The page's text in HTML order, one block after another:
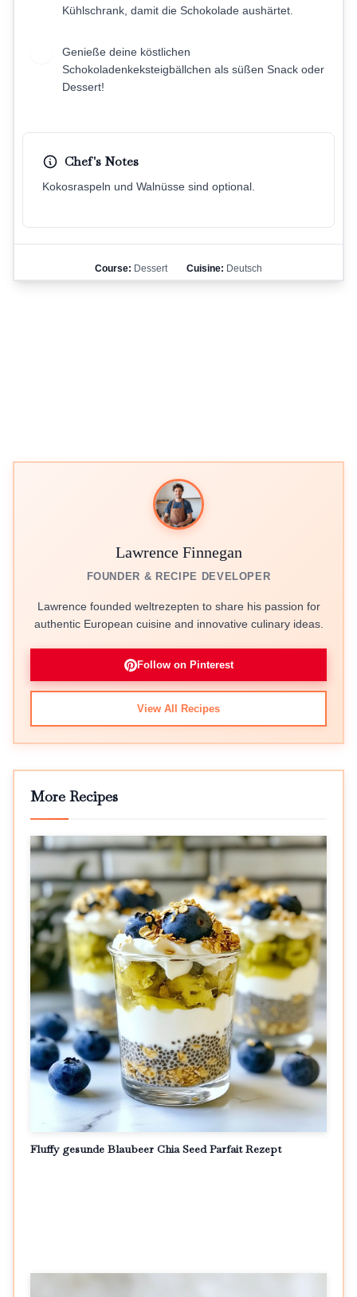
Kühlschrank, damit die Schokolade aushärtet.
Genieße deine köstlichen
Schokoladenkeksteigbällchen als süßen Snack oder
Dessert!
Chef's Notes
Kokosraspeln und Walnüsse sind optional.
Course: Dessert Cuisine: Deutsch
Lawrence Finnegan
FOUNDER & RECIPE DEVELOPER
Lawrence founded weltrezepten to share his passion for
authentic European cuisine and innovative culinary ideas.
Follow on Pinterest
View All Recipes
More Recipes
Fluffy gesunde Blaubeer Chia Seed Parfait Rezept